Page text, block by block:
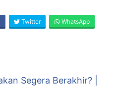
Twitter WhatsApp
Segera Berakhir? |